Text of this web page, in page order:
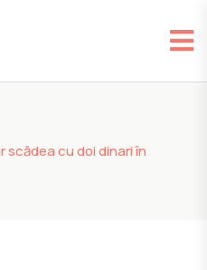
cu doi dinari în